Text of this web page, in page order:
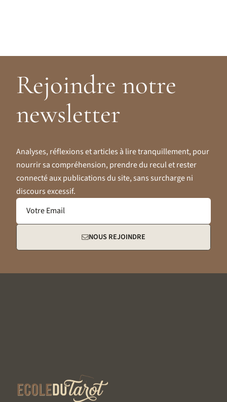
Rejoindre notre
newsletter
Analyses, réflexions et articles à lire tranquillement, pour
nourrir sa compréhension, prendre du recul et rester
connecté aux publications du site, sans surcharge ni
discours excessif.
Votre Email
NOUS REJOINDRE